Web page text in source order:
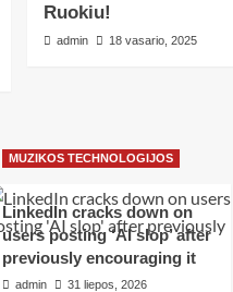
Ruokiu!
admin 18 vasario, 2025
MUZIKOS TECHNOLOGIJOS
LinkedIn cracks down on
users posting ‘AI slop’ after
previously encouraging it
admin 31 liepos, 2026